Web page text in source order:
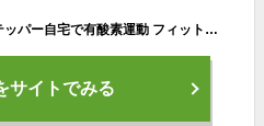
ステッパー 静音仕様 3D健康ステッパー自宅で有酸素運動 フィットネス ダイエットに最適 ダイエット器具 健康器具 運動器具 発汗サウナベルト エクササイズバンド 美尻 美脚 静音マット&引っ張り縄付き 男女兼用 (オレンジ)
サイトでみる